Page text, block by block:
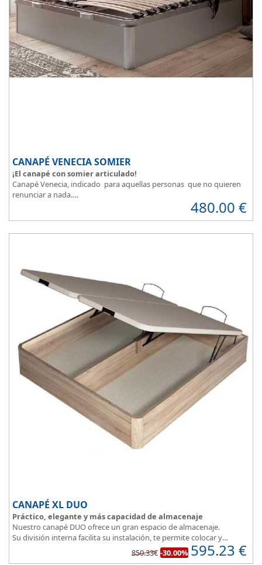
CANAPÉ VENECIA SOMIER
¡El canapé con somier articulado!
Canapé Venecia, indicado para aquellas personas que no quieren
renunciar a nada.
Además de espacio extra, se adapta perfectamente a nuestra
Madera disponible en colores Blanco, Cerezo, Nogal, Wengue,
el descanso
480.00 €
CANAPÉ XL DUO
Práctico, elegante y más capacidad de almacenaje
Nuestro canapé DUO ofrece un gran espacio de almacenaje.
Su división interna facilita su instalación, te permite colocar y
distribuir mucho mejor todo lo que quieres guardar.
Asegura la firmeza y calidad en el descanso.
850.33€ -30.00% 595.23 €